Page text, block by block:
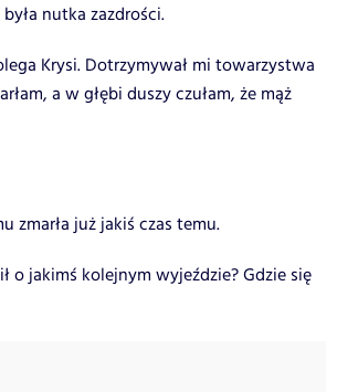
nutka zazdrości.
Krysi. Dotrzymywał mi towarzystwa
a w głębi duszy czułam, że mąż
zmarła już jakiś czas temu.
o jakimś kolejnym wyjeździe? Gdzie się